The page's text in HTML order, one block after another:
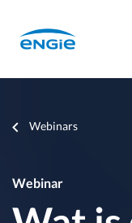
mainZoeken
de
Je
Webinars
Webinar